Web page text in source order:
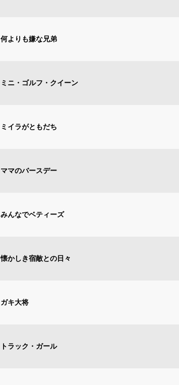
何よりも嫌な兄弟
ミニ・ゴルフ・クイーン
ミイラがともだち
ママのバースデー
みんなでベティーズ
懐かしき宿敵との日々
ガキ大将
トラック・ガール